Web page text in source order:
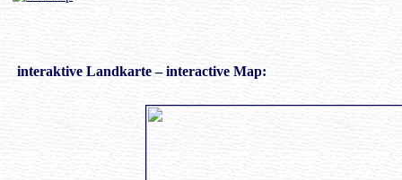
interaktive Landkarte– interactive Map: